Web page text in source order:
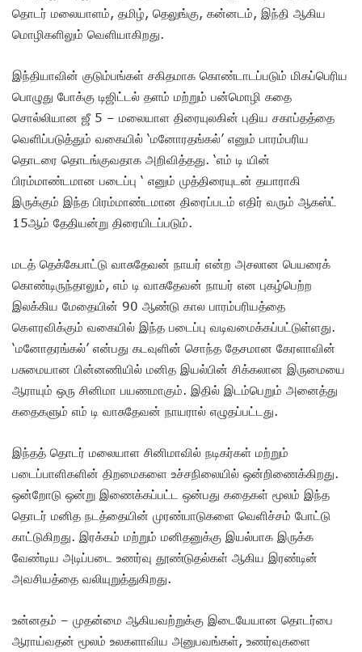
தொடர் மலையாளம், தமிழ், தெலுங்கு, கன்னடம், இந்தி ஆகிய
மொழிகளிலும் வெளியாகிறது.
இந்தியாவின் குடும்பங்கள் சகிதமாக கொண்டாடப்படும் மிகப்பெரிய
பொழுது போக்கு டிஜிட்டல் தளம் மற்றும் பன்மொழி கதை
சொல்லியான ஜீ 5 – மலையாள திரையுலகின் புதிய சகாப்தத்தை
வெளிப்படுத்தும் வகையில் ‘மனோரதங்கல்’ எனும் பாரம்பரிய
தொடரை தொடங்குவதாக அறிவித்தது. ‘எம் டி யின்
பிரம்மாண்டமான படைப்பு ‘ எனும் முத்திரையுடன் தயாராகி
இருக்கும் இந்த பிரம்மாண்டமான திரைப்படம் எதிர் வரும் ஆகஸ்ட்
15ஆம் தேதியன்று திரையிடப்படும்.
மடத் தெக்கேபாட்டு வாசுதேவன் நாயர் என்ற அசலான பெயரைக்
கொண்டிருந்தாலும், எம் டி வாசுதேவன் நாயர் என புகழ்பெற்ற
இலக்கிய மேதையின் 90 ஆண்டு கால பாரம்பரியத்தை
கௌரவிக்கும் வகையில் இந்த படைப்பு வடிவமைக்கப்பட்டுள்ளது.
‘மனோதரங்கல்’ என்பது கடவுளின் சொந்த தேசமான கேரளாவின்
பசுமையான பின்னணியில் மனித இயல்பின் சிக்கலான இருமையை
ஆராயும் ஒரு சினிமா பயணமாகும். இதில் இடம்பெறும் அனைத்து
கதைகளும் எம் டி வாசுதேவன் நாயரால் எழுதப்பட்டது.
இந்தத் தொடர் மலையாள சினிமாவில் நடிகர்கள் மற்றும்
படைப்பாளிகளின் திறமைகளை உச்சநிலையில் ஒன்றிணைக்கிறது.‌
ஒன்றோடு ஒன்று இணைக்கப்பட்ட ஒன்பது கதைகள் மூலம் இந்த
தொடர் மனித நடத்தையின் முரண்பாடுகளை வெளிச்சம் போட்டு
காட்டுகிறது.‌ இரக்கம் மற்றும் மனிதனுக்கு இயல்பாக இருக்க
வேண்டிய அடிப்படை உணர்வு தூண்டுதல்கள் ஆகிய இரண்டின்
அவசியத்தை வலியுறுத்துகிறது.
உன்னதம் – முதன்மை ஆகியவற்றுக்கு இடையேயான தொடர்பை
ஆராய்வதன் மூலம் உலகளாவிய அனுபவங்கள், உணர்வுகளை